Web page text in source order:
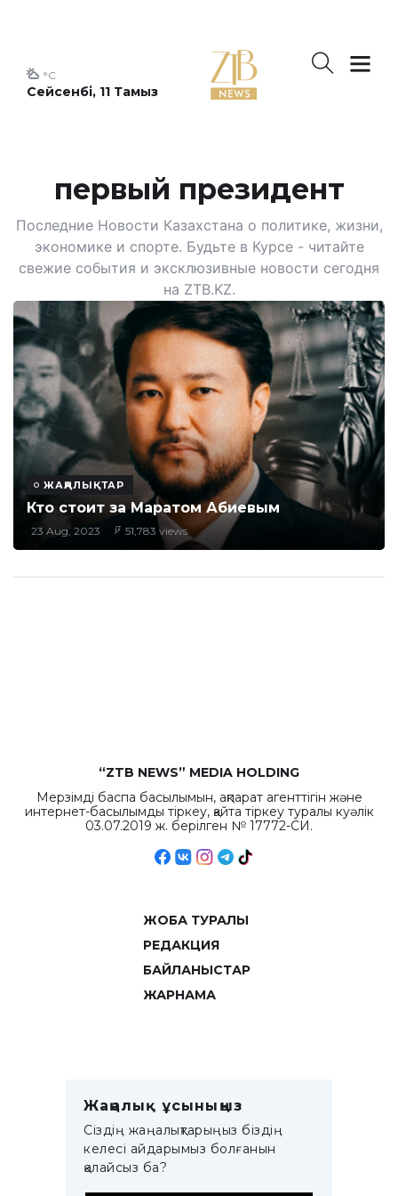
Сейсенбі, 11 Тамыз
°C
первый президент
Последние Новости Казахстана о политике, жизни,
экономике и спорте. Будьте в Курсе - читайте
свежие события и эксклюзивные новости сегодня
на ZTB.KZ.
ЖАҢАЛЫҚТАР
Кто стоит за Маратом Абиевым
23 Aug, 2023 51,783 views
“ZTB NEWS” MEDIA HOLDING
Мерзімді баспа басылымын, ақпарат агенттігін және
интернет-басылымды тіркеу, қайта тіркеу туралы куәлік
03.07.2019 ж. берілген № 17772-СИ.
ЖОБА ТУРАЛЫ
РЕДАКЦИЯ
БАЙЛАНЫСТАР
ЖАРНАМА
Жаңалық ұсыныңыз
Сіздің жаңалықтарыңыз біздің
келесі айдарымыз болғанын
қалайсыз ба?